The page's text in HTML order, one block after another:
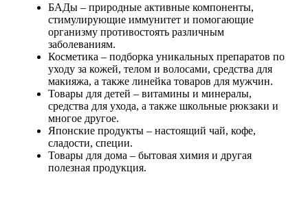
БАДы– природные активные компоненты,
стимулирующие иммунитет и помогающие
организму противостоять различным
заболеваниям.
Косметика – подборка уникальных препаратов по
уходу за кожей, телом и волосами, средства для
макияжа, а также линейка товаров для мужчин.
Товары для детей – витамины и минералы,
средства для ухода, а также школьные рюкзаки и
многое другое.
Японские продукты– настоящий чай, кофе,
сладости, специи.
Товары для дома – бытовая химия и другая
полезная продукция.